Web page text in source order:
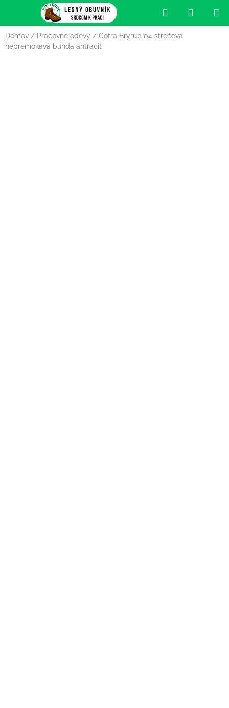
obsah
Hľadať
KOŠÍK
Domov / Pracovné odevy / Cofra Bryrup 04 strečová
nepremokavá bunda antracit